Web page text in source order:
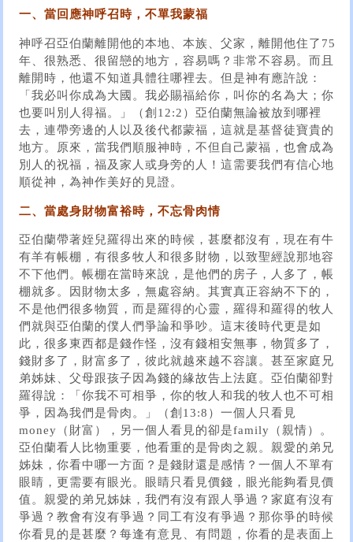
一、當回應神呼召時，不單我蒙福
神呼召亞伯蘭離開他的本地、本族、父家，離開他住了75
年、很熟悉、很留戀的地方，容易嗎？非常不容易。而且
離開時，他還不知道具體往哪裡去。但是神有應許說：
「我必叫你成為大國。我必賜福給你，叫你的名為大；你
也要叫別人得福。」（創12:2）亞伯蘭無論被放到哪裡
去，連帶旁邊的人以及後代都蒙福，這就是基督徒寶貴的
地方。原來，當我們順服神時，不但自己蒙福，也會成為
別人的祝福，福及家人或身旁的人！這需要我們有信心地
順從神，為神作美好的見證。
二、當處身財物富裕時，不忘骨肉情
亞伯蘭帶著姪兒羅得出來的時候，甚麼都沒有，現在有牛
有羊有帳棚，有很多牧人和很多財物，以致聖經說那地容
不下他們。帳棚在當時來說，是他們的房子，人多了，帳
棚就多。因財物太多，無處容納。其實真正容納不下的，
不是他們很多物質，而是羅得的心靈，羅得和羅得的牧人
們就與亞伯蘭的僕人們爭論和爭吵。這末後時代更是如
此，很多東西都是錢作怪，沒有錢相安無事，物質多了，
錢財多了，財富多了，彼此就越來越不容讓。甚至家庭兄
弟姊妹、父母跟孩子因為錢的緣故告上法庭。亞伯蘭卻對
羅得說：「你我不可相爭，你的牧人和我的牧人也不可相
爭，因為我們是骨肉。」（創13:8）一個人只看見
money（財富），另一個人看見的卻是family（親情）。
亞伯蘭看人比物重要，他看重的是骨肉之親。親愛的弟兄
姊妹，你看中哪一方面？是錢財還是感情？一個人不單有
眼睛，更需要有眼光。眼睛只看見價錢，眼光能夠看見價
值。親愛的弟兄姊妹，我們有沒有跟人爭過？家庭有沒有
爭過？教會有沒有爭過？同工有沒有爭過？那你爭的時候
你看見的是甚麼？每逢有意見、有問題，你看的是表面上